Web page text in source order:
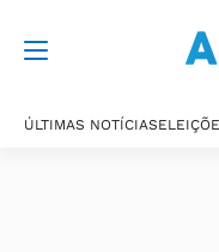
ÚLTIMAS NOTÍCIAS